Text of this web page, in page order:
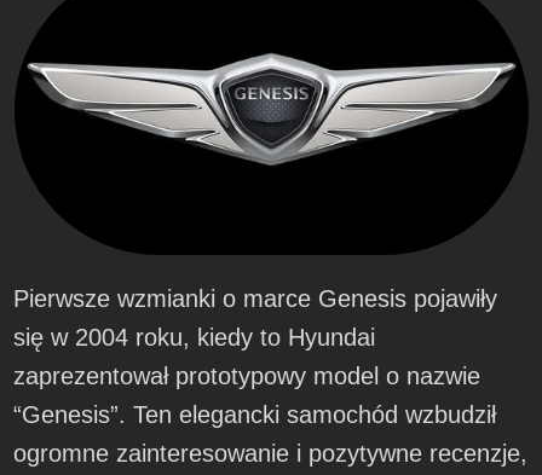
Pierwsze wzmianki o marce Genesis pojawiły
się w 2004 roku, kiedy to Hyundai
zaprezentował prototypowy model o nazwie
“Genesis”. Ten elegancki samochód wzbudził
ogromne zainteresowanie i pozytywne recenzje,